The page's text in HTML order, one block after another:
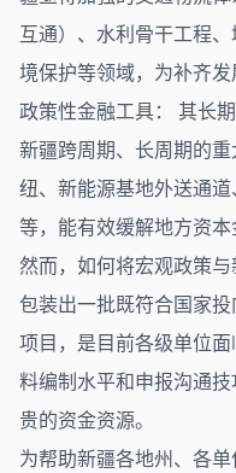
互通）、水利骨干工程
境保护等领域，为补齐发
政策性金融工具： 其长
新疆跨周期、长周期的
纽、新能源基地外送通
等，能有效缓解地方资本
然而，如何将宏观政策
包装出一批既符合国家
项目，是目前各级单位
料编制水平和申报沟通
贵的资金资源。
为帮助新疆各地州、各单